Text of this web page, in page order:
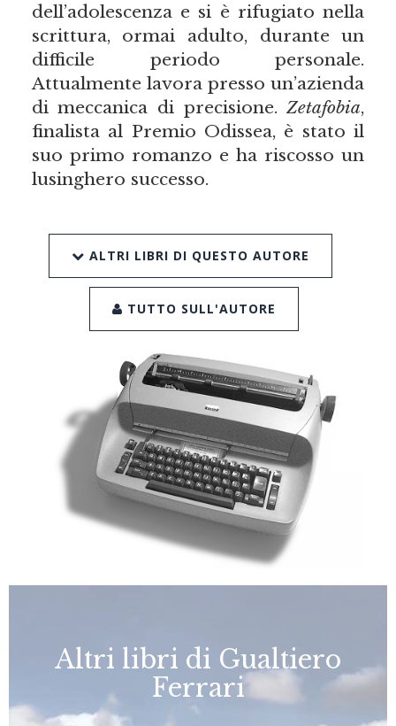
dell’adolescenza e si è rifugiato nella
scrittura, ormai adulto, durante un
difficile periodo personale.
Attualmente lavora presso un’azienda
di meccanica di precisione.Zetafobia,
finalista al Premio Odissea, è stato il
suo primo romanzo e ha riscosso un
lusinghero successo.
ALTRI LIBRI DI QUESTO AUTORE
TUTTO SULL'AUTORE
Altri libri di Gualtiero
Ferrari